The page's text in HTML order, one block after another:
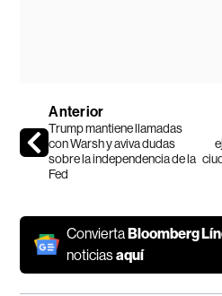
Anterior
Trump mantiene llamadas
con Warsh y aviva dudas
sobre la independencia de la
Fed
ConviertaBloomberg
noticiasaquí